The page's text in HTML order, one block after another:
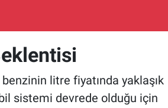
litre fiyatında yaklaşık
sistemi devrede olduğu için